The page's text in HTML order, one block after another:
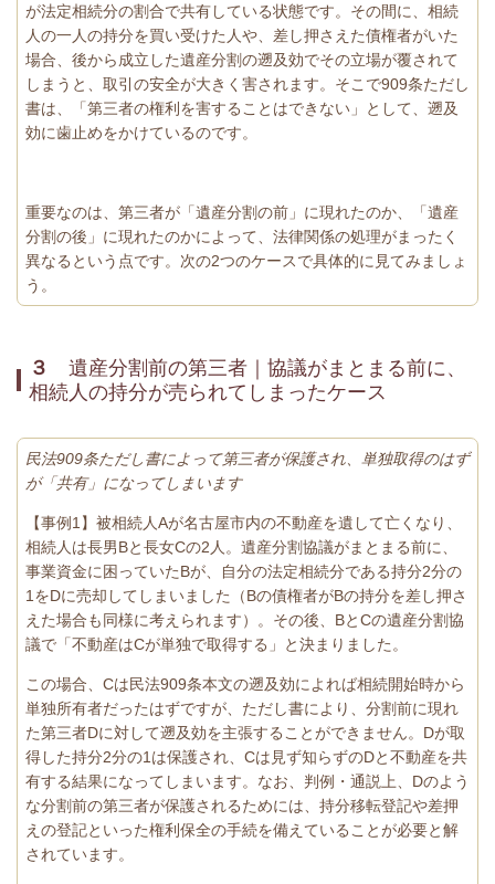
が法定相続分の割合で共有している状態です。その間に、相続
人の一人の持分を買い受けた人や、差し押さえた債権者がいた
場合、後から成立した遺産分割の遡及効でその立場が覆されて
しまうと、取引の安全が大きく害されます。そこで909条ただし
書は、「第三者の権利を害することはできない」として、遡及
効に歯止めをかけているのです。
重要なのは、第三者が「遺産分割の前」に現れたのか、「遺産
分割の後」に現れたのかによって、法律関係の処理がまったく
異なるという点です。次の2つのケースで具体的に見てみましょ
う。
３ 遺産分割前の第三者｜協議がまとまる前に、
相続人の持分が売られてしまったケース
民法909条ただし書によって第三者が保護され、単独取得のはず
が「共有」になってしまいます
【事例1】被相続人Aが名古屋市内の不動産を遺して亡くなり、
相続人は長男Bと長女Cの2人。遺産分割協議がまとまる前に、
事業資金に困っていたBが、自分の法定相続分である持分2分の
1をDに売却してしまいました（Bの債権者がBの持分を差し押さ
えた場合も同様に考えられます）。その後、BとCの遺産分割協
議で「不動産はCが単独で取得する」と決まりました。
この場合、Cは民法909条本文の遡及効によれば相続開始時から
単独所有者だったはずですが、ただし書により、分割前に現れ
た第三者Dに対して遡及効を主張することができません。Dが取
得した持分2分の1は保護され、Cは見ず知らずのDと不動産を共
有する結果になってしまいます。なお、判例・通説上、Dのよう
な分割前の第三者が保護されるためには、持分移転登記や差押
えの登記といった権利保全の手続を備えていることが必要と解
されています。